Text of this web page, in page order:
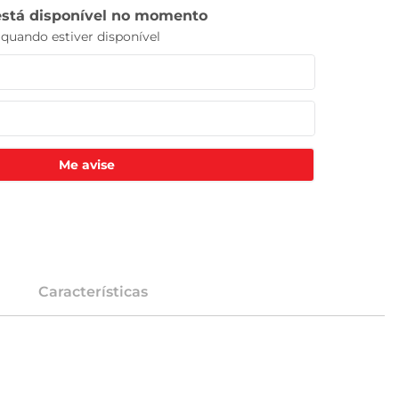
Me avise
Características